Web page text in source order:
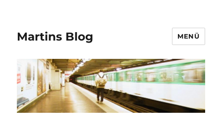
Martins Blog MENÜ